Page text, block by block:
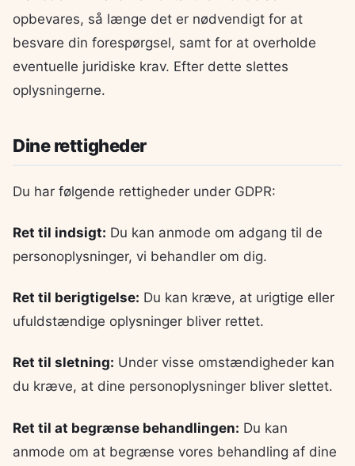
opbevares, så længe det er nødvendigt for at
besvare din forespørgsel, samt for at overholde
eventuelle juridiske krav. Efter dette slettes
oplysningerne.
Dine rettigheder
Du har følgende rettigheder under GDPR:
Ret til indsigt: Du kan anmode om adgang til de
personoplysninger, vi behandler om dig.
Ret til berigtigelse: Du kan kræve, at urigtige eller
ufuldstændige oplysninger bliver rettet.
Ret til sletning: Under visse omstændigheder kan
du kræve, at dine personoplysninger bliver slettet.
Ret til at begrænse behandlingen: Du kan
anmode om at begrænse vores behandling af dine